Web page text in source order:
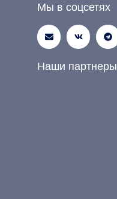
Мы в соцсетях
Наши партнеры